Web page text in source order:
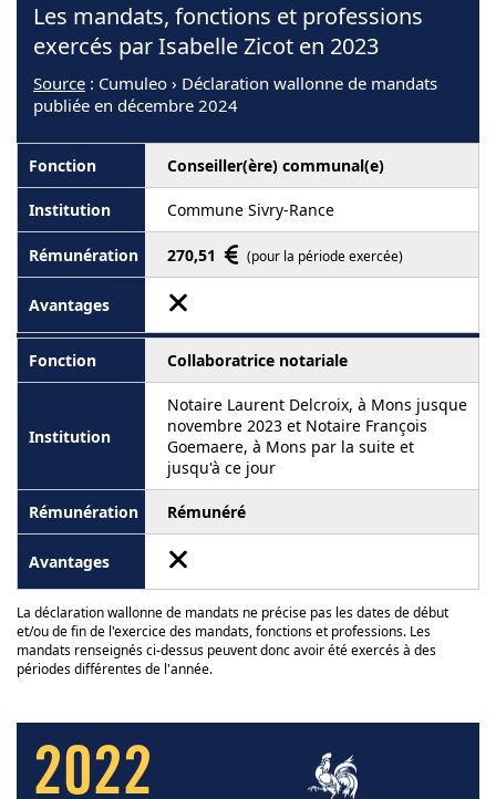
Les mandats, fonctions et professions
exercés par Isabelle Zicot en 2023
Source : Cumuleo › Déclaration wallonne de mandats
publiée en décembre 2024
Conseiller(ère) communal(e)
Commune Sivry-Rance
270,51 (pour la période exercée)
Collaboratrice notariale
Notaire Laurent Delcroix, à Mons jusque
novembre 2023 et Notaire François
Goemaere, à Mons par la suite et
jusqu'à ce jour
Rémunéré
La déclaration wallonne de mandats ne précise pas les dates de début
et/ou de fin de l'exercice des mandats, fonctions et professions. Les
mandats renseignés ci-dessus peuvent donc avoir été exercés à des
périodes différentes de l'année.
2022